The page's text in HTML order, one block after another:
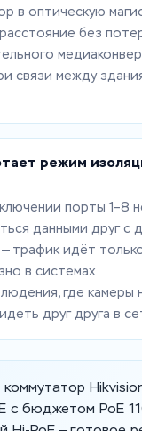
в оптическую
без
связи между
режим
порты 1–8
данными друг с
трафик идёт
в системах
где камеры
друг друга в
коммутатор
с бюджетом PoE